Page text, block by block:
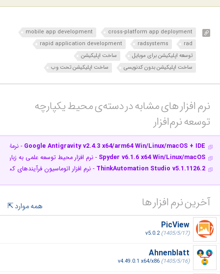
cross-platform app deployment
mobile app development
rad
radsystems
rapid application development
توسعه اپلیکیشن برای موبایل
ساخت اپلیکیشن
ساخت اپلیکیشن بدون کدنویسی
ساخت اپلیکیشن تحت وب
نرم افزار های مشابه در دسته‌ی‌ محیط یکپارچه
توسعه نرم‌افزار‎
Google Antigravity v2.4.3 x64/arm64 Win/Linux/macOS + IDE - نرم‎افزار برنامه‌نویسی با کمک هوش مصنوعی
Spyder v6.1.6 x64 Win/Linux/macOS - نرم افزار محیط توسعه علمی به زبان
ThinkAutomation Studio v5.1.1126.2 - نرم افزار اتوماسیون فرآیندهای
آخرین نرم افزار ها
همه موارد
PicView
v5.0.2(1405/5/17)
Ahnenblatt
v4.49.0.1 x64/x86 (1405/5/16)